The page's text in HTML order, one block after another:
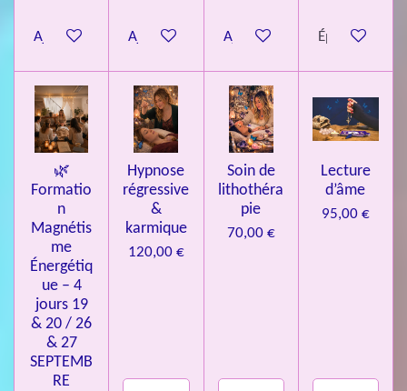
l
Ajouter au panierAjouter au panierAjouter au panierÉpuisé
🌿
Formatio
n
Magnétis
me
Énergétiq
ue – 4
jours 19
& 20 / 26
& 27
SEPTEMB
RE
Hypnose
régressive
&
karmique
120,00 €
Soin de
lithothéra
pie
70,00 €
Lecture
d’âme
95,00 €